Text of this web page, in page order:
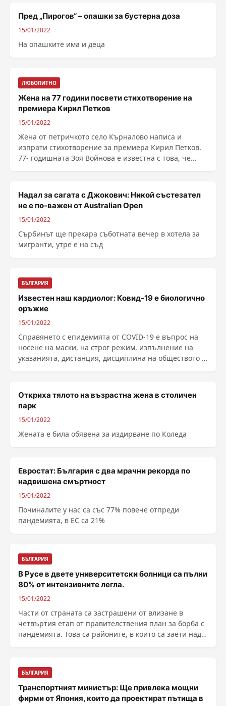
Пред „Пирогов“ – опашки за бустерна доза
15/01/2022
На опашките има и деца
ЛЮБОПИТНО
Жена на 77 години посвети стихотворение на
премиера Кирил Петков
15/01/2022
Жена от петричкото село Кърналово написа и
изпрати стихотворение за премиера Кирил Петков.
77- годишната Зоя Войнова е известна с това, че
Надал за сагата с Джокович: Никой състезател
не е по-важен от Australian Open
15/01/2022
Сърбинът ще прекара съботната вечер в хотела за
мигранти, утре е на съд
БЪЛГАРИЯ
Известен наш кардиолог: Ковид-19 е биологично
оръжие
15/01/2022
Справянето с епидемията от COVID-19 е въпрос на
носене на маски, на строг режим, изпълнение на
указанията, дистанция, дисциплина на обществото и
Откриха тялото на възрастна жена в столичен
парк
15/01/2022
Жената е била обявена за издирване по Коледа
Евростат: България с два мрачни рекорда по
надвишена смъртност
15/01/2022
Починалите у нас са със 77% повече отпреди
пандемията, в ЕС са 21%
БЪЛГАРИЯ
В Русе в двете университетски болници са пълни
80% от интензивните легла.
15/01/2022
Части от страната са застрашени от влизане в
четвъртия етап от правителствения план за борба с
пандемията. Това са районите, в които са заети над
БЪЛГАРИЯ
Транспортният министър: Ще привлека мощни
фирми от Япония, които да проектират пътища в